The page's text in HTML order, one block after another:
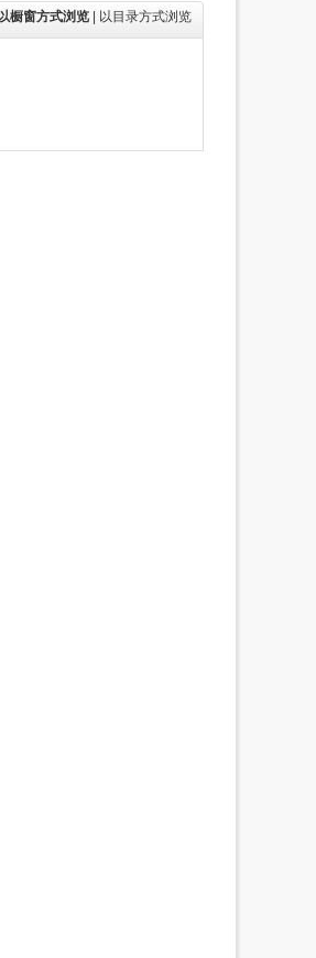
以橱窗方式浏览 以目录方式浏览